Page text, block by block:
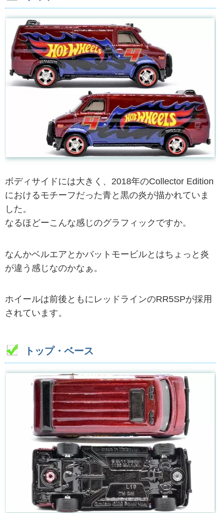
ボディサイドには大きく、2018年のCollector Edition
におけるモチーフだった青と黒の炎が描かれていま
した。
なるほどーこんな感じのグラフィックですか。
なんかベルエアとかバットモービルとはちょっと炎
が違う感じなのかなぁ。
ホイールは前後ともにレッドラインのRR5SPが採用
されています。
トップ・ベース